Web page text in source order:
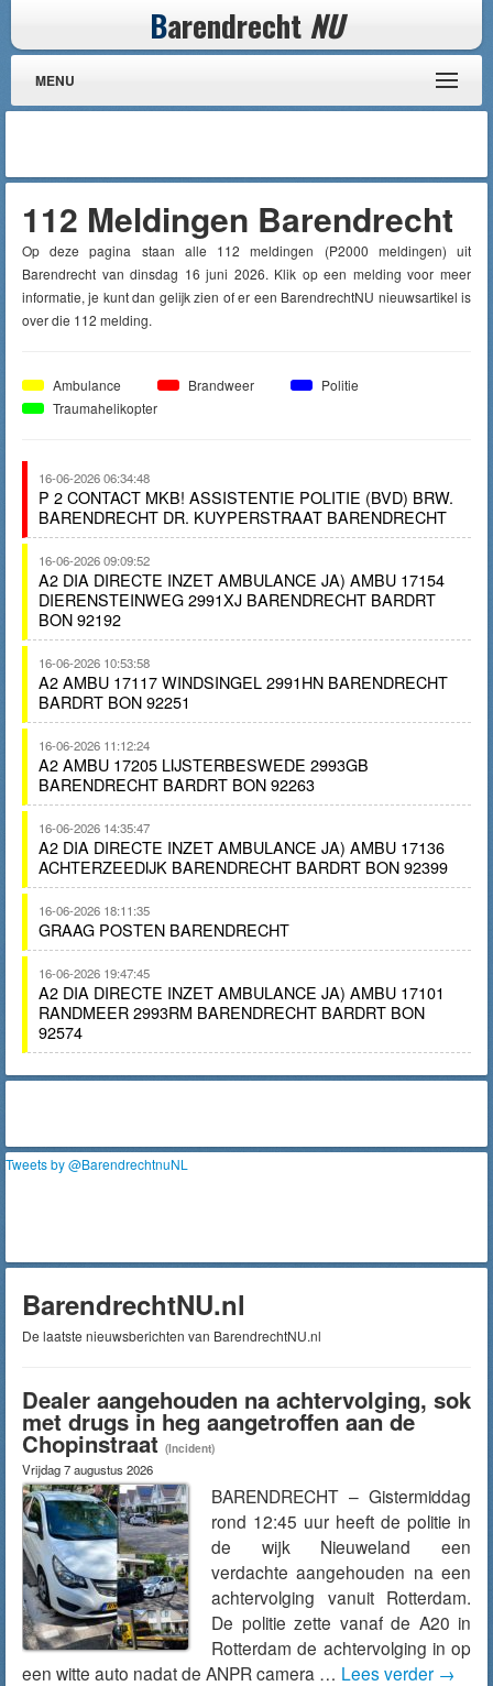
Barendrecht NU
MENU
112 Meldingen Barendrecht
Op deze pagina staan alle 112 meldingen (P2000 meldingen) uit
Barendrecht van dinsdag 16 juni 2026. Klik op een melding voor meer
informatie, je kunt dan gelijk zien of er een BarendrechtNU nieuwsartikel is
over die 112 melding.
Ambulance Brandweer
Politie
Traumahelikopter
16-06-2026 06:34:48
P 2 CONTACT MKB! ASSISTENTIE POLITIE (BVD) BRW.
BARENDRECHT DR. KUYPERSTRAAT BARENDRECHT
16-06-2026 09:09:52
A2 DIA DIRECTE INZET AMBULANCE JA) AMBU 17154
DIERENSTEINWEG 2991XJ BARENDRECHT BARDRT
BON 92192
16-06-2026 10:53:58
A2 AMBU 17117 WINDSINGEL 2991HN BARENDRECHT
BARDRT BON 92251
16-06-2026 11:12:24
A2 AMBU 17205 LIJSTERBESWEDE 2993GB
BARENDRECHT BARDRT BON 92263
16-06-2026 14:35:47
A2 DIA DIRECTE INZET AMBULANCE JA) AMBU 17136
ACHTERZEEDIJK BARENDRECHT BARDRT BON 92399
16-06-2026 18:11:35
GRAAG POSTEN BARENDRECHT
16-06-2026 19:47:45
A2 DIA DIRECTE INZET AMBULANCE JA) AMBU 17101
RANDMEER 2993RM BARENDRECHT BARDRT BON
92574
Tweets by @BarendrechtnuNL
BarendrechtNU.nl
De laatste nieuwsberichten van BarendrechtNU.nl
Dealer aangehouden na achtervolging, sok
met drugs in heg aangetroffen aan de
Chopinstraat (Incident)
Vrijdag 7 augustus 2026
BARENDRECHT – Gistermiddag
rond 12:45 uur heeft de politie in
de wijk Nieuweland een
verdachte aangehouden na een
achtervolging vanuit Rotterdam.
De politie zette vanaf de A20 in
Rotterdam de achtervolging in op
een witte auto nadat de ANPR camera … Lees verder →